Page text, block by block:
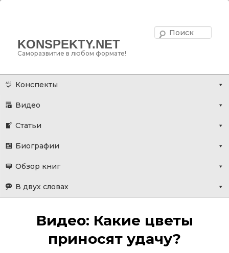
KONSPEKTY.NET
Саморазвитие в любом формате!
Главное меню
основному
Конспекты
Видео
Статьи
Биографии
Обзор книг
В двух словах
Видео: Какие цветы
приносят удачу?